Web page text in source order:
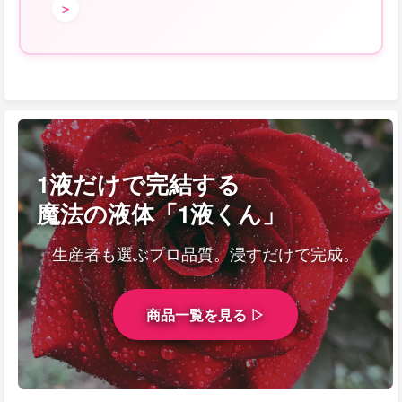
＞
1液だけで完結する
魔法の液体「1液くん」
生産者も選ぶプロ品質。浸すだけで完成。
商品一覧を見る ▷